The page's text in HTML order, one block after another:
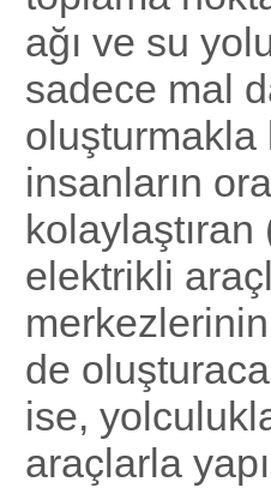
ağı ve su
sadece mal
oluşturmakla
insanların
elektrikli
de
ise,
araçlarla